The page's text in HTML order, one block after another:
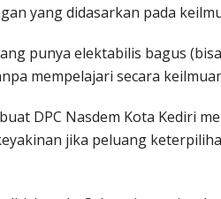
yang didasarkan pada
punya elektabilis bagus
mempelajari secara
DPC Nasdem Kota Kediri
jika peluang